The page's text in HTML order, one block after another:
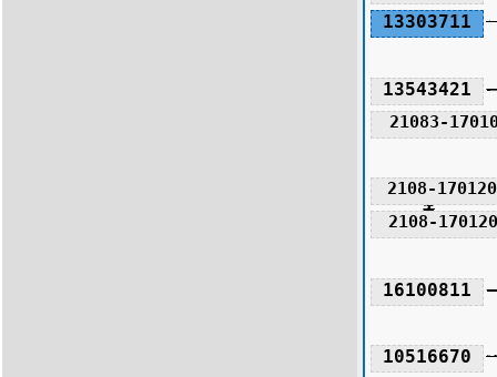
10516670
13303711
13543421
16100811
2108-
2108-
21083-